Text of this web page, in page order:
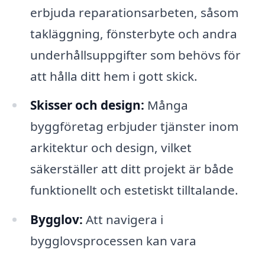
erbjuda reparationsarbeten, såsom
takläggning, fönsterbyte och andra
underhållsuppgifter som behövs för
att hålla ditt hem i gott skick.
Skisser och design: Många
byggföretag erbjuder tjänster inom
arkitektur och design, vilket
säkerställer att ditt projekt är både
funktionellt och estetiskt tilltalande.
Bygglov: Att navigera i
bygglovsprocessen kan vara